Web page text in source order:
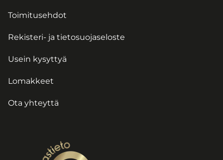
Toimitusehdot
Rekisteri- ja tietosuojaseloste
Usein kysyttyä
Lomakkeet
Ota yhteyttä